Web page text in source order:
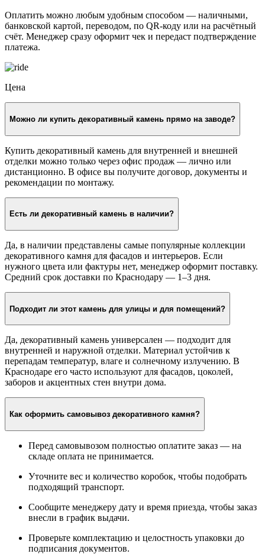
Оплатить можно любым удобным способом — наличными,
банковской картой, переводом, по QR-коду или на расчётный
счёт. Менеджер сразу оформит чек и передаст подтверждение
платежа.
Цена
Можно ли купить декоративный камень прямо на заводе?
Купить декоративный камень для внутренней и внешней
отделки можно только через офис продаж — лично или
дистанционно. В офисе вы получите договор, документы и
рекомендации по монтажу.
Есть ли декоративный камень в наличии?
Да, в наличии представлены самые популярные коллекции
декоративного камня для фасадов и интерьеров. Если
нужного цвета или фактуры нет, менеджер оформит поставку.
Средний срок доставки по Краснодару — 1–3 дня.
Подходит ли этот камень для улицы и для помещений?
Да, декоративный камень универсален — подходит для
внутренней и наружной отделки. Материал устойчив к
перепадам температур, влаге и солнечному излучению. В
Краснодаре его часто используют для фасадов, цоколей,
заборов и акцентных стен внутри дома.
Как оформить самовывоз декоративного камня?
Перед самовывозом полностью оплатите заказ — на
складе оплата не принимается.
Уточните вес и количество коробок, чтобы подобрать
подходящий транспорт.
Сообщите менеджеру дату и время приезда, чтобы заказ
внесли в график выдачи.
Проверьте комплектацию и целостность упаковки до
подписания документов.